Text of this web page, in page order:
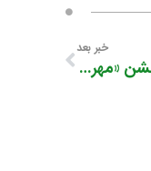
خبر بعد
برگزاری جشن «مهر مادری» با حضور مادران